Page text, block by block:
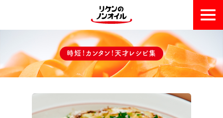
おいしい理由
天才レシピ集
時短！カンタン！天才レシピ集